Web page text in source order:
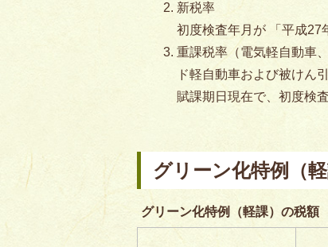
新税率
初度検査年月が 「平成27
重課税率（電気軽自動車
ド軽自動車および被けん
賦課期日現在で、初度検
グリーン化特例（
グリーン化特例（軽課）の税額